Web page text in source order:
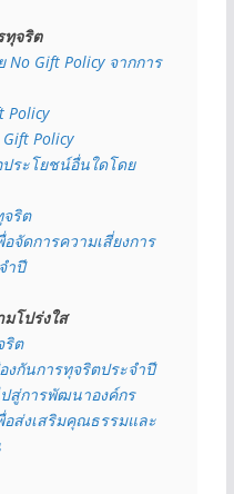
ทุจริต
Gift Policy จากการ
Policy
Policy
ระโยชน์อื่นใดโดย
จริต
จัดการความเสี่ยงการ
ำปี
โปร่งใส
ริต
งกันการทุจริตประจำปี
ปสู่การพัฒนาองค์กร
อส่งเสริมคุณธรรมและ